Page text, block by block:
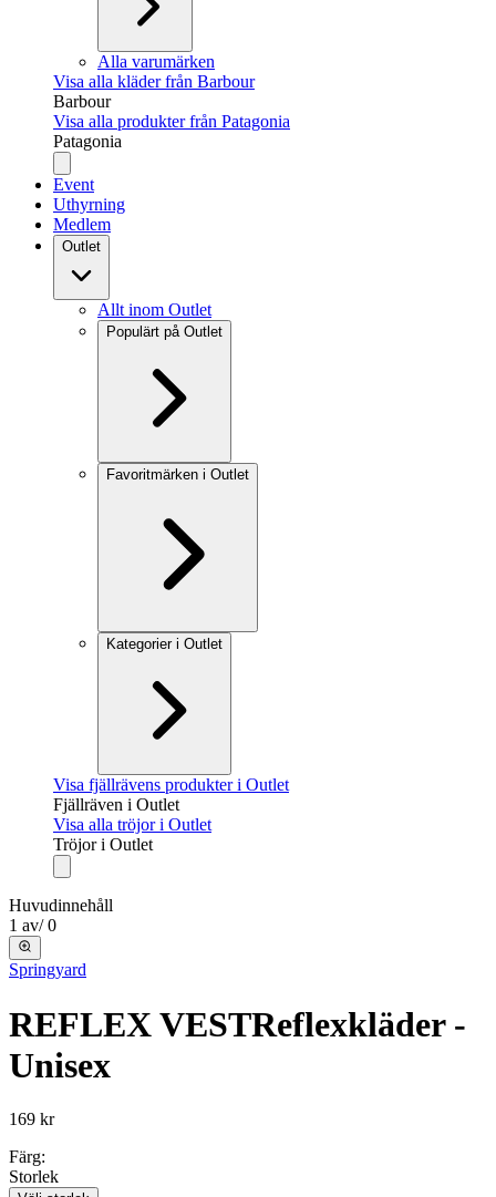
Alla varumärken
Visa alla kläder från Barbour
Barbour
Visa alla produkter från Patagonia
Patagonia
Event
Uthyrning
Medlem
Outlet
Allt inom Outlet
Populärt på Outlet
Favoritmärken i Outlet
Kategorier i Outlet
Visa fjällrävens produkter i Outlet
Fjällräven i Outlet
Visa alla tröjor i Outlet
Tröjor i Outlet
Huvudinnehåll
1 av/ 0
Springyard
REFLEX VESTReflexkläder -
Unisex
169 kr
Färg:
Storlek